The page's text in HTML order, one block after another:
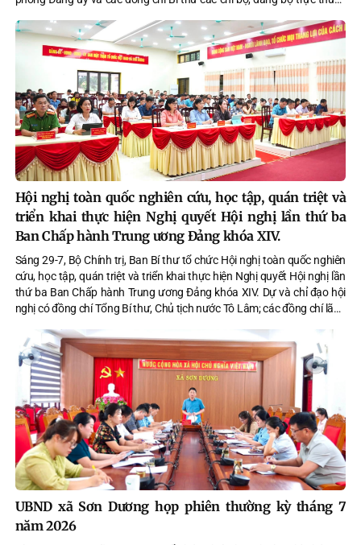
của Đảng trên môi trường điện tử, giai đoạn 2 do Văn phòng Trung
ương Đảng tổ chức theo hình thức trực tuyến.
Hội nghị toàn quốc nghiên cứu, học tập, quán triệt và
triển khai thực hiện Nghị quyết Hội nghị lần thứ ba
Ban Chấp hành Trung ương Đảng khóa XIV.
Sáng 29-7, Bộ Chính trị, Ban Bí thư tổ chức Hội nghị toàn quốc nghiên
cứu, học tập, quán triệt và triển khai thực hiện Nghị quyết Hội nghị lần
thứ ba Ban Chấp hành Trung ương Đảng khóa XIV. Dự và chỉ đạo hội
nghị có đồng chí Tổng Bí thư, Chủ tịch nước Tô Lâm; các đồng chí lãnh
tòa nhà Quốc hội Hà Nội; Hội nghị cũng được kết nối trực tuyến đến
điểm cầu các tỉnh ủy, thành ủy, đảng ủy trực thuộc Trung ương và điểm
cầu cấp cơ sở.
UBND xã Sơn Dương họp phiên thường kỳ tháng 7
năm 2026